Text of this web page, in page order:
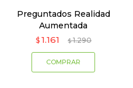
Preguntados Realidad
Aumentada
$ 1.161 $ 1.290